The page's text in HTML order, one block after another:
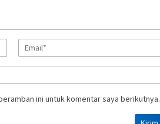
ini untuk komentar saya berikutnya.